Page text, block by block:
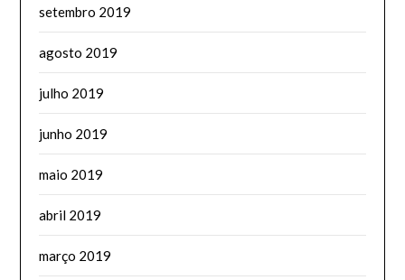
setembro 2019
agosto 2019
julho 2019
junho 2019
maio 2019
abril 2019
março 2019